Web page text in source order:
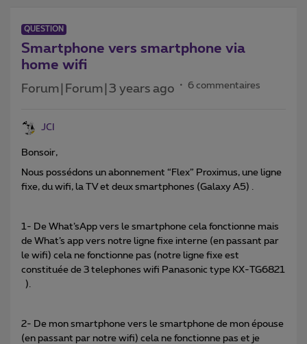
QUESTION
Smartphone vers smartphone via
home wifi
Forum|Forum|3 years ago 6 commentaires
JCI
Bonsoir,
Nous possédons un abonnement “Flex” Proximus, une ligne
fixe, du wifi, la TV et deux smartphones (Galaxy A5) .
1- De What’sApp vers le smartphone cela fonctionne mais
de What’s app vers notre ligne fixe interne (en passant par
le wifi) cela ne fonctionne pas (notre ligne fixe est
constituée de 3 telephones wifi Panasonic type KX-TG6821
).
2- De mon smartphone vers le smartphone de mon épouse
(en passant par notre wifi) cela ne fonctionne pas et je